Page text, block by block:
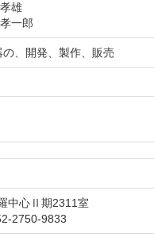
雄
一郎
、開発、製作、販売
中心Ⅱ期2311室
2750-9833